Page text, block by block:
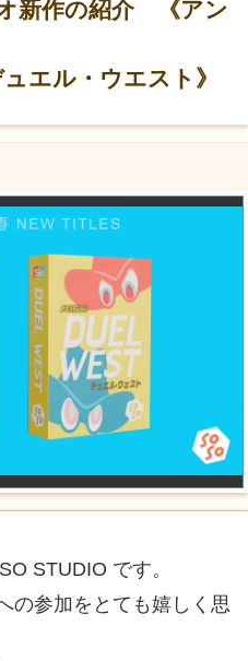
新作の紹介 《アン
エル・ウエスト》
STUDIO です。
の参加をとても嬉しく思